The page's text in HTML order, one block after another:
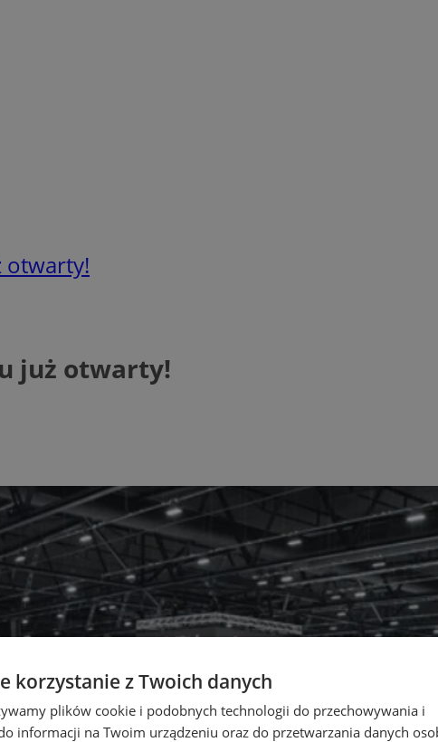
otwarty!
już otwarty!
korzystanie z Twoich danych
plików cookie i podobnych technologii do przechowywania i
informacji na Twoim urządzeniu oraz do przetwarzania danych